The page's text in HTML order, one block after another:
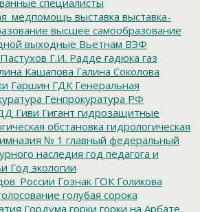
выставка выставка-
высшее самообразование
выходные Вьетнам ВЭФ
Г.И. Радде гадюка газ
Кашапова Галина Соколова
Гаршин ГДК Генеральная
Генпрокуратура РФ
Гиви Гигант гидрозащитные
обстановка гидрологическая
№ 1 главный федеральный
наследия год педагога и
Год экологии
Гознак ГОК Голикова
голубая сорока
Гордума горки горки на Арбате